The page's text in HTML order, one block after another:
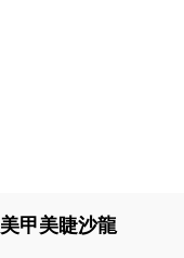
美甲美睫沙龍